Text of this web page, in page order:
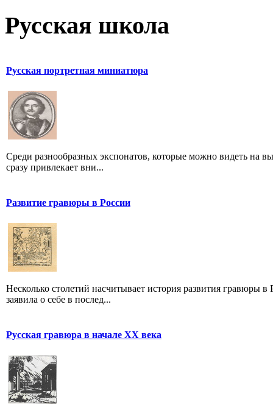
Русская школа
Русская портретная миниатюра
Среди разнообразных экспонатов, которые можно видеть на
сразу привлекает вни...
Развитие гравюры в России
Несколько столетий насчитывает история развития гравюры в
заявила о себе в послед...
Русская гравюра в начале XX века